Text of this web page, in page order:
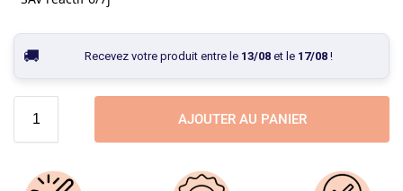
Recevez votre produit entre le 13/08et le 17/08!
AJOUTER AU PANIER